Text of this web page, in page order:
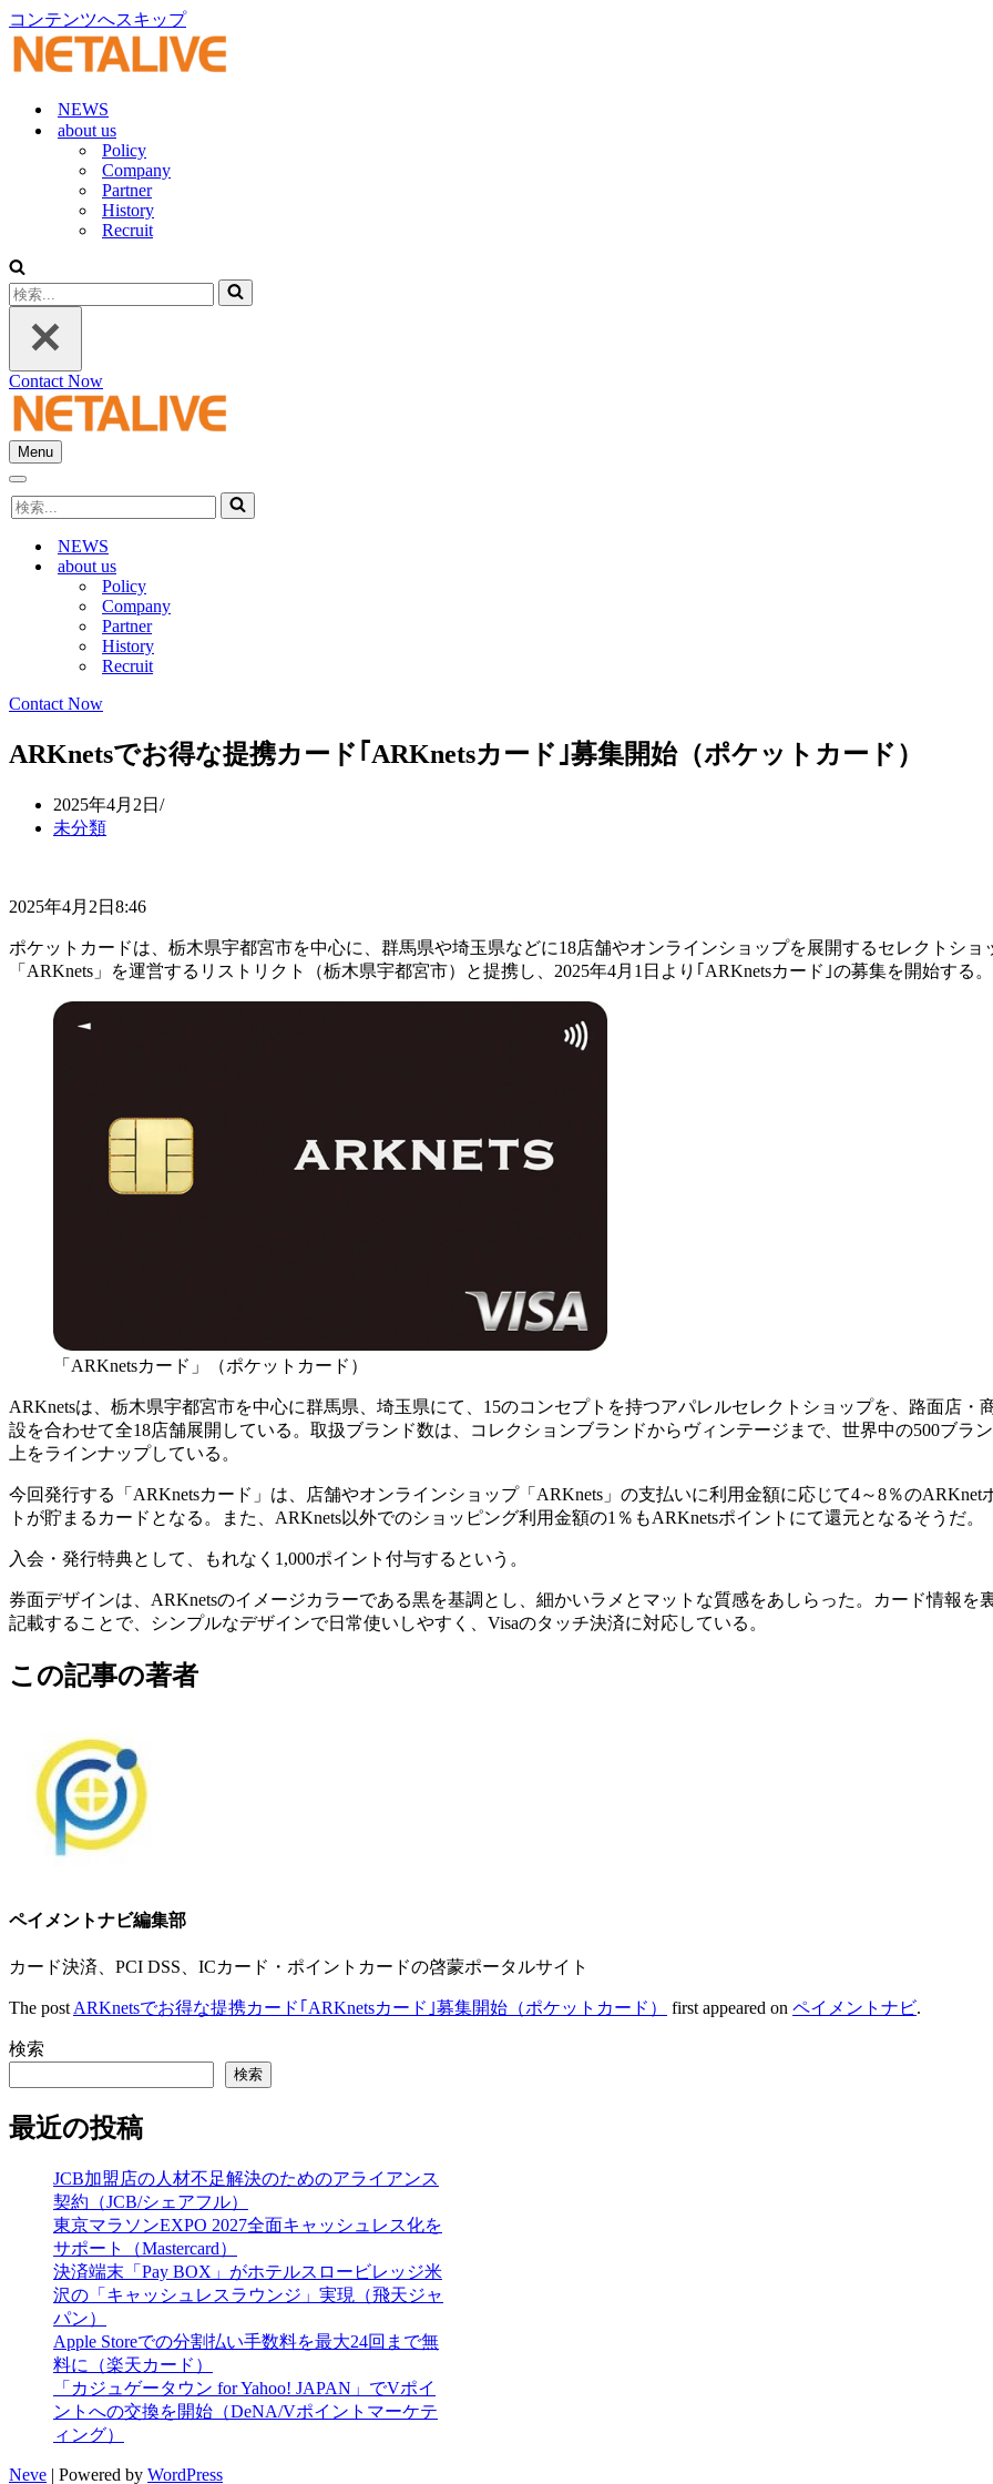
コンテンツへスキップ
NEWS
about us
Policy
Company
Partner
History
Recruit
検
索...
Contact Now
Menu
ナ
ゲ
シ
ョ
ナ
ビ
検
索...
NEWS
about us
Policy
Company
Partner
History
Recruit
Contact Now
ARKnetsでお得な提携カード｢ARKnetsカード｣募集開始（ポケットカード）
2025年4月2日
未分類
2025年4月2日8:46
ポケットカードは、栃木県宇都宮市を中心に、群馬県や埼玉県などに18店舗やオンラインショップを展開するセレクトショ
「ARKnets」を運営するリストリクト（栃木県宇都宮市）と提携し、2025年4月1日より｢ARKnetsカード｣の募集を開始する。
「ARKnetsカード」（ポケットカード）
ARKnetsは、栃木県宇都宮市を中心に群馬県、埼玉県にて、15のコンセプトを持つアパレルセレクトショップを、路面店・
設を合わせて全18店舗展開している。取扱ブランド数は、コレクションブランドからヴィンテージまで、世界中の500ブラ
上をラインナップしている。
今回発行する「ARKnetsカード」は、店舗やオンラインショップ「ARKnets」の支払いに利用金額に応じて4～8％のARKnet
トが貯まるカードとなる。また、ARKnets以外でのショッピング利用金額の1％もARKnetsポイントにて還元となるそうだ。
入会・発行特典として、もれなく1,000ポイント付与するという。
券面デザインは、ARKnetsのイメージカラーである黒を基調とし、細かいラメとマットな質感をあしらった。カード情報を
記載することで、シンプルなデザインで日常使いしやすく、Visaのタッチ決済に対応している。
この記事の著者
ペイメントナビ編集部
カード決済、PCI DSS、ICカード・ポイントカードの啓蒙ポータルサイト
The post ARKnetsでお得な提携カード｢ARKnetsカード｣募集開始（ポケットカード） first appeared on ペイメントナビ.
検索
検索
最近の投稿
JCB加盟店の人材不足解決のためのアライアンス
契約（JCB/シェアフル）
東京マラソンEXPO 2027全面キャッシュレス化を
サポート（Mastercard）
決済端末「Pay BOX」がホテルスロービレッジ米
沢の「キャッシュレスラウンジ」実現（飛天ジャ
パン）
Apple Storeでの分割払い手数料を最大24回まで無
料に（楽天カード）
「カジュゲータウン for Yahoo! JAPAN」でVポイ
ントへの交換を開始（DeNA/Vポイントマーケテ
ィング）
Neve | Powered by WordPress